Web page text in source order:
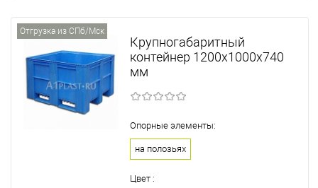
Отгрузка из СПб/Мск
Крупногабаритный
контейнер 1200х1000х740
мм
Опорные элементы:
на полозьях
Цвет :